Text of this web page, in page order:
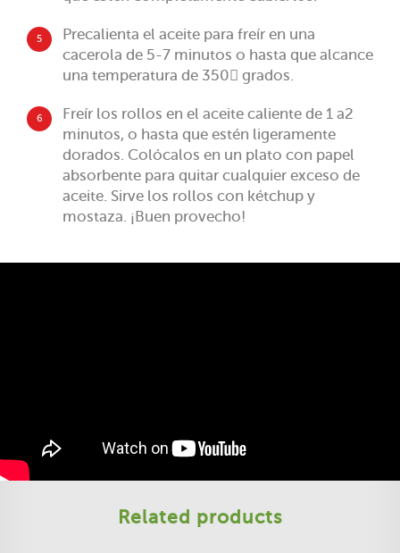
5
Precalienta el aceite para freír en una
cacerola de 5-7 minutos o hasta que alcance
una temperatura de 350 grados.
6
Freír los rollos en el aceite caliente de 1 a2
minutos, o hasta que estén ligeramente
dorados. Colócalos en un plato con papel
absorbente para quitar cualquier exceso de
aceite. Sirve los rollos con kétchup y
mostaza. ¡Buen provecho!
Related products